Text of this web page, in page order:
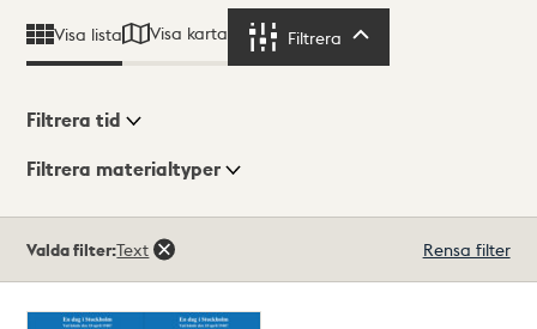
Visa lista Visa karta Filtrera
Visningsläge
Filtrera tid
Filtrera materialtyper
träffar
Valda filter:Text Rensa filter